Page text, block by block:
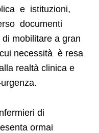
e istituzioni,
documenti
mobilitare a gran
necessità è resa
realtà clinica e
di
ormai